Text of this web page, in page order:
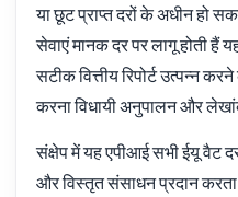
या छूट प्राप्त दरों के अधीन हो
सेवाएं मानक दर पर लागू होती
सटीक वित्तीय रिपोर्ट उत्पन्न
करना विधायी अनुपालन और
संक्षेप में यह एपीआई सभी ईयू वैट
और विस्तृत संसाधन प्रदान